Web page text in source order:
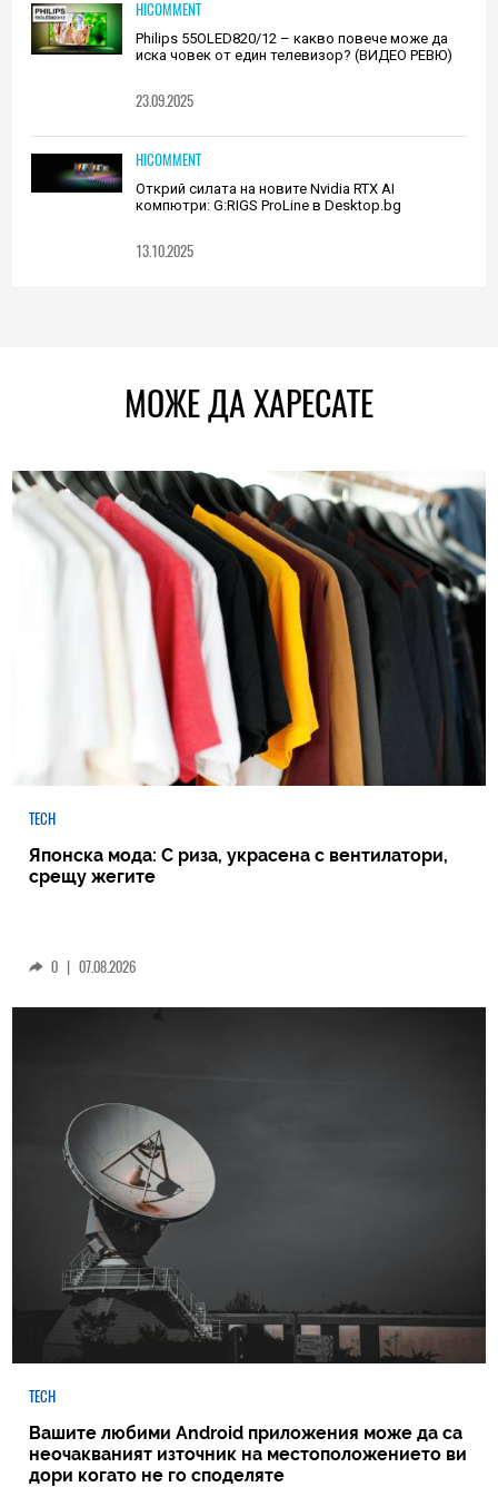
HICOMMENT
Philips 55OLED820/12 – какво повече може да
иска човек от един телевизор? (ВИДЕО РЕВЮ)
23.09.2025
HICOMMENT
Открий силата на новите Nvidia RTX AI
компютри: G:RIGS ProLine в Desktop.bg
13.10.2025
МОЖЕ ДА ХАРЕСАТЕ
TECH
Японска мода: С риза, украсена с вентилатори,
срещу жегите
0 | 07.08.2026
TECH
Вашите любими Android приложения може да са
неочакваният източник на местоположението ви
дори когато не го споделяте